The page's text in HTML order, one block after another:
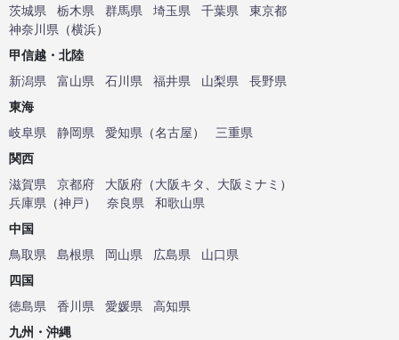
茨城県
栃木県 群馬県 埼玉県 千葉県
東京都
神奈川県 （横浜）
甲信越・北陸
新潟県
富山県 石川県 福井県 山梨県
長野県
東海
岐阜県
静岡県 愛知県 （名古屋）
三重県
関西
滋賀県
京都府 大阪府 （大阪キタ 大阪ミナミ ）
兵庫県 （神戸） 奈良県
和歌山県
中国
鳥取県
島根県 岡山県 広島県
山口県
四国
徳島県
香川県 愛媛県
高知県
九州・沖縄